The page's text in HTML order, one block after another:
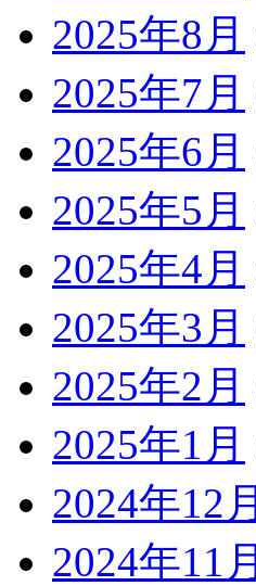
2025年8月
2025年7月
2025年6月
2025年5月
2025年4月
2025年3月
2025年2月
2025年1月
2024年12月
2024年11月